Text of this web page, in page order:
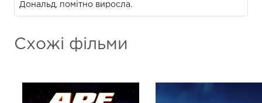
Дональд, помітно виросла.
Схожі фільми